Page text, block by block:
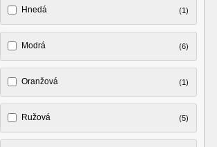
Hnedá (1)
Modrá (6)
Oranžová (1)
Ružová (5)